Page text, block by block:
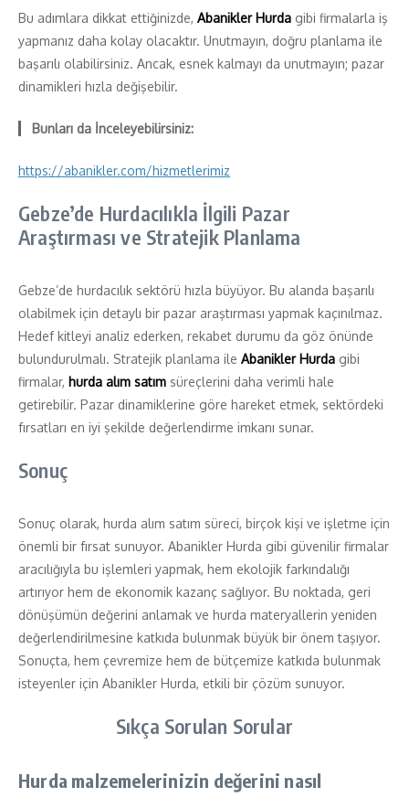
Bu adımlara dikkat ettiğinizde, Abanikler Hurda gibi firmalarla iş
yapmanız daha kolay olacaktır. Unutmayın, doğru planlama ile
başarılı olabilirsiniz. Ancak, esnek kalmayı da unutmayın; pazar
dinamikleri hızla değişebilir.
Bunları da İnceleyebilirsiniz:
https://abanikler.com/hizmetlerimiz
Gebze’de Hurdacılıkla İlgili Pazar
Araştırması ve Stratejik Planlama
Gebze’de hurdacılık sektörü hızla büyüyor. Bu alanda başarılı
olabilmek için detaylı bir pazar araştırması yapmak kaçınılmaz.
Hedef kitleyi analiz ederken, rekabet durumu da göz önünde
bulundurulmalı. Stratejik planlama ile Abanikler Hurda gibi
firmalar, hurda alım satım süreçlerini daha verimli hale
getirebilir. Pazar dinamiklerine göre hareket etmek, sektördeki
fırsatları en iyi şekilde değerlendirme imkanı sunar.
Sonuç
Sonuç olarak, hurda alım satım süreci, birçok kişi ve işletme için
önemli bir fırsat sunuyor. Abanikler Hurda gibi güvenilir firmalar
aracılığıyla bu işlemleri yapmak, hem ekolojik farkındalığı
artırıyor hem de ekonomik kazanç sağlıyor. Bu noktada, geri
dönüşümün değerini anlamak ve hurda materyallerin yeniden
değerlendirilmesine katkıda bulunmak büyük bir önem taşıyor.
Sonuçta, hem çevremize hem de bütçemize katkıda bulunmak
isteyenler için Abanikler Hurda, etkili bir çözüm sunuyor.
Sıkça Sorulan Sorular
Hurda malzemelerinizin değerini nasıl